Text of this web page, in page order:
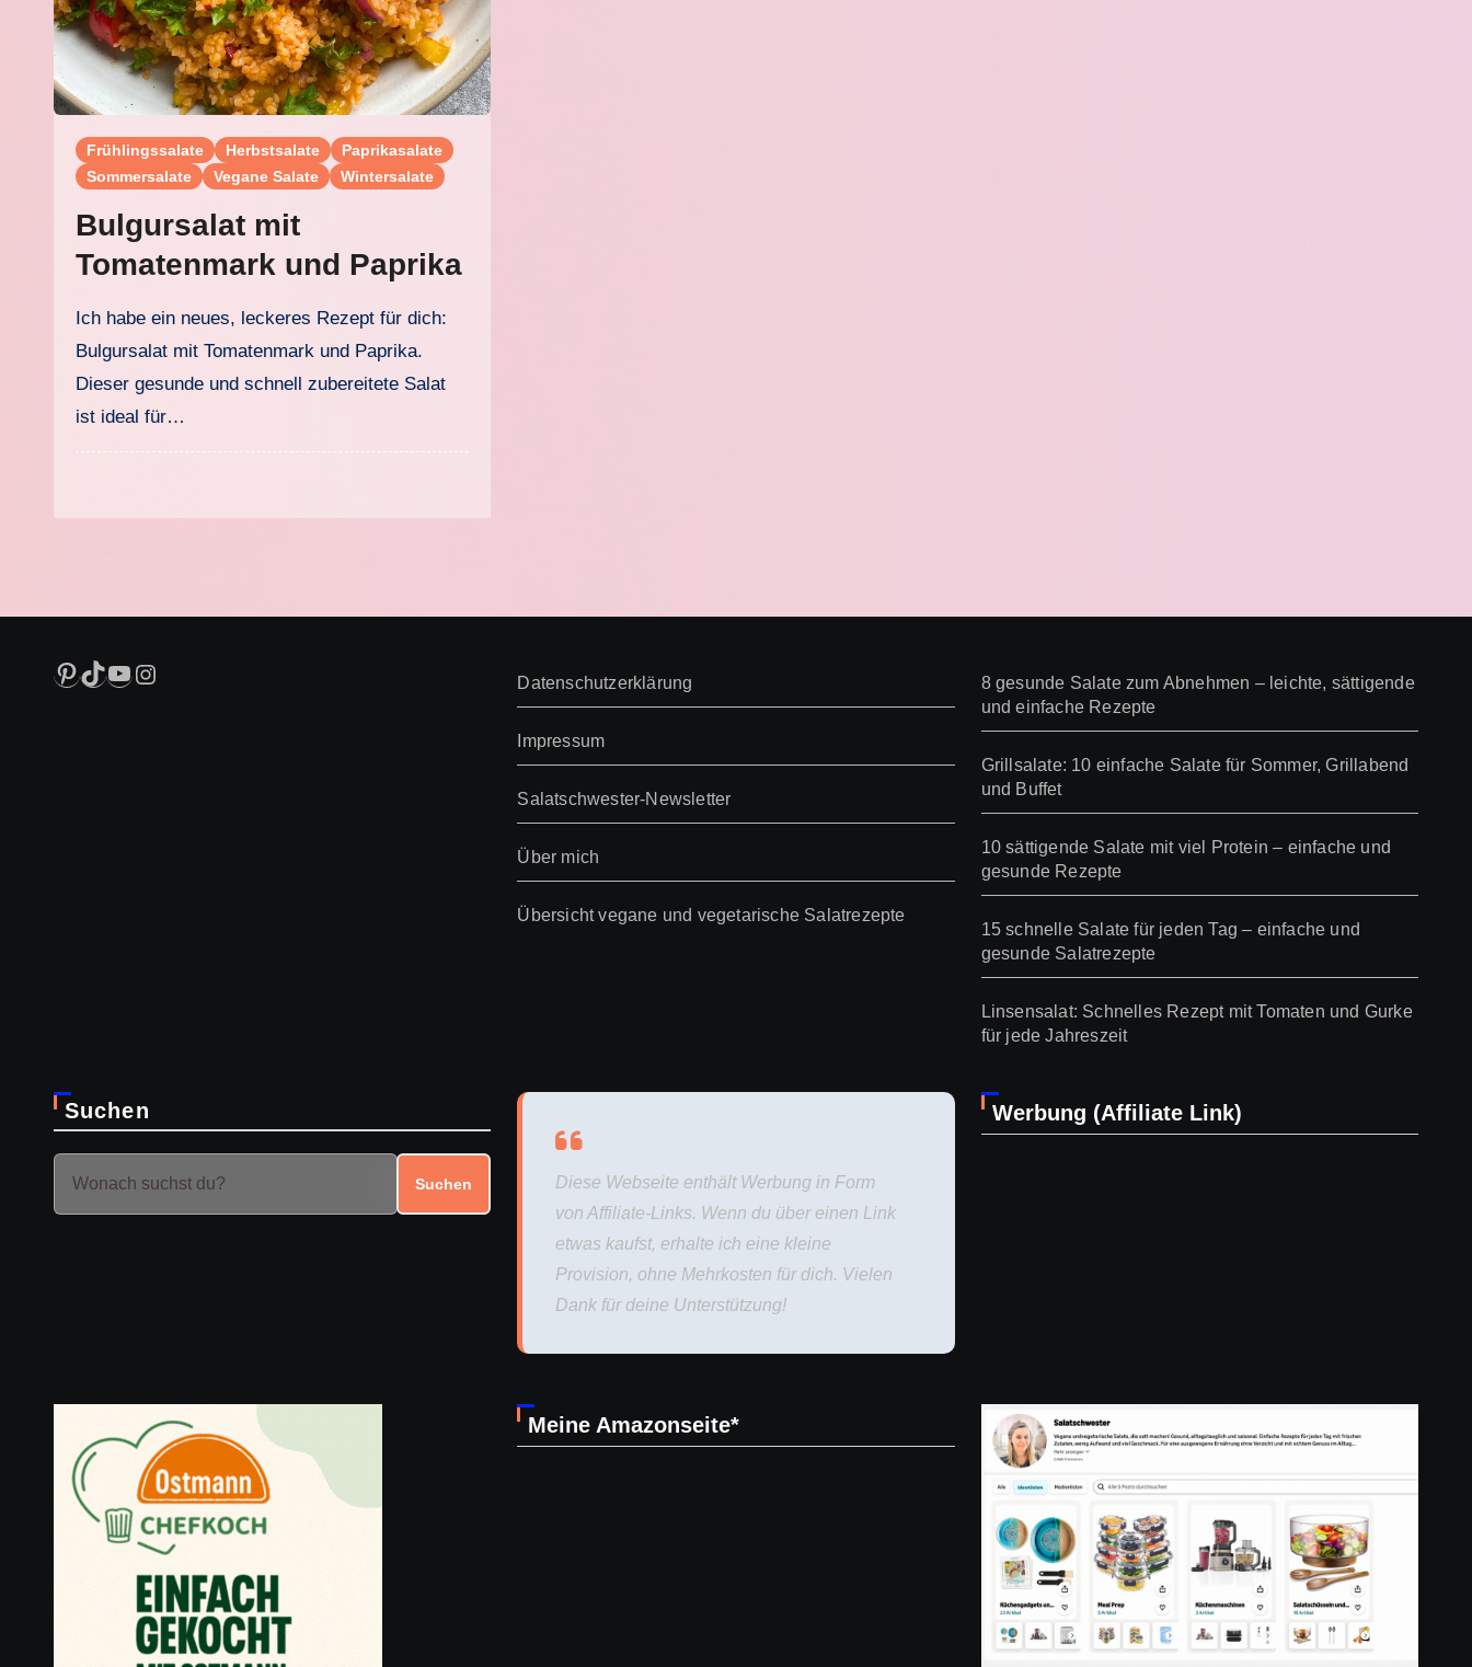
Frühlingssalate Herbstsalate
Paprikasalate
Sommersalate
Vegane Salate Wintersalate
Bulgursalat mit
Tomatenmark und Paprika
Ich habe ein neues, leckeres Rezept für dich:
Bulgursalat mit Tomatenmark und Paprika.
Dieser gesunde und schnell zubereitete Salat
ist ideal für…
Pinterest
TikTok
YouTube
Instagram Datenschutzerklärung
Impressum
Salatschwester-Newsletter
Über mich
Übersicht vegane und vegetarische Salatrezepte
8 gesunde Salate zum Abnehmen – leichte, sättigende
und einfache Rezepte
Grillsalate: 10 einfache Salate für Sommer, Grillabend
und Buffet
10 sättigende Salate mit viel Protein – einfache und
gesunde Rezepte
15 schnelle Salate für jeden Tag – einfache und
gesunde Salatrezepte
Linsensalat: Schnelles Rezept mit Tomaten und Gurke
für jede Jahreszeit
Suchen
Suchen
Diese Webseite enthält Werbung in Form
von Affiliate-Links. Wenn du über einen Link
etwas kaufst, erhalte ich eine kleine
Provision, ohne Mehrkosten für dich. Vielen
Dank für deine Unterstützung!
Werbung (Affiliate Link)
Meine Amazonseite*